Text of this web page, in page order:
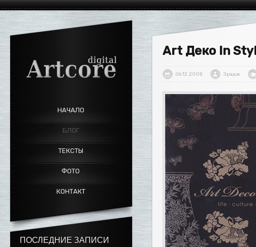
НАЧАЛО
БЛОГ
ТЕКСТЫ
ФОТО
КОНТАКТ
ПОСЛЕДНИЕ ЗАПИСИ
Art Декo In
06.12.2008 Эрадж